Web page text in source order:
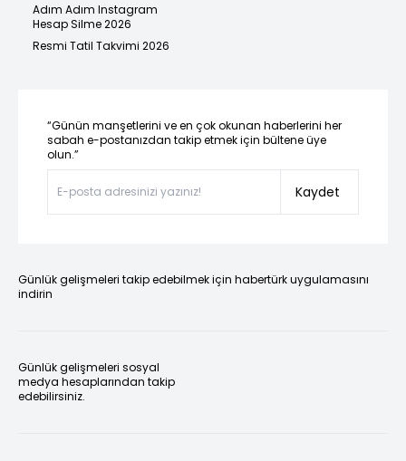
Adım Adım Instagram
Hesap Silme 2026
Resmi Tatil Takvimi 2026
“Günün manşetlerini ve en çok okunan haberlerini her
sabah e-postanızdan takip etmek için bültene üye
olun.”
Kaydet
Günlük gelişmeleri takip edebilmek için habertürk uygulamasını
indirin
Günlük gelişmeleri sosyal
medya hesaplarından takip
edebilirsiniz.